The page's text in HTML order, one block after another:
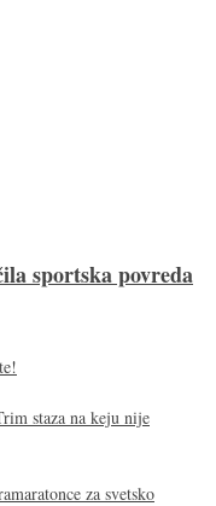
sportska povreda
staza na keju nije
za svetsko